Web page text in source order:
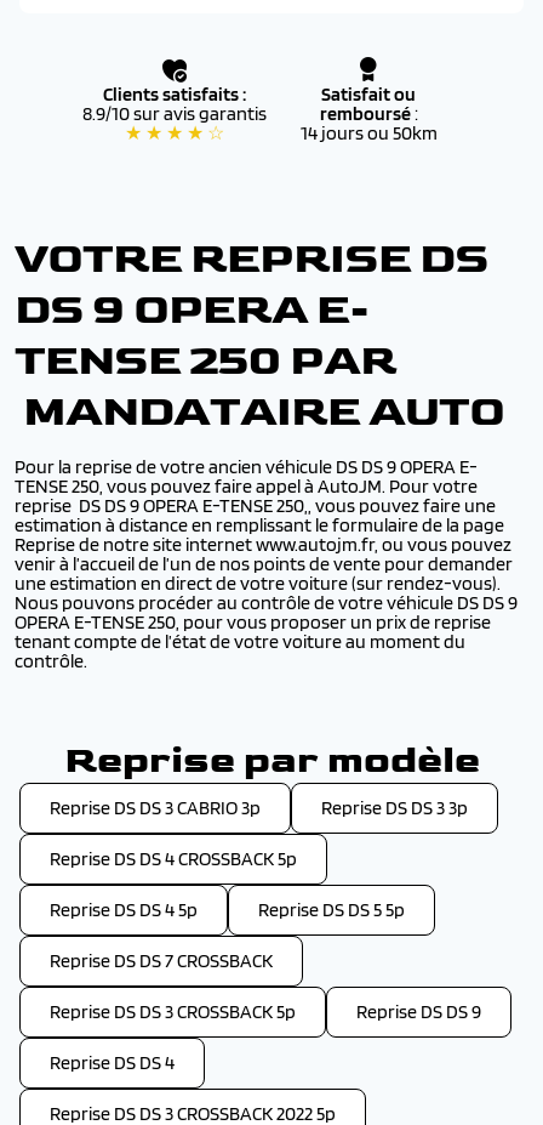
Clients satisfaits :
8.9/10 sur avis garantis
★ ★ ★ ★ ☆
Satisfait ou
remboursé:
14 jours ou 50km
VOTRE REPRISE DS
DS 9 OPERA E-
TENSE 250 PAR
MANDATAIRE AUTO
Pour la reprise de votre ancien véhicule DS DS 9 OPERA E-
TENSE 250, vous pouvez faire appel à AutoJM. Pour votre
reprise DS DS 9 OPERA E-TENSE 250,, vous pouvez faire une
estimation à distance en remplissant le formulaire de la page
Reprise de notre site internet www.autojm.fr, ou vous pouvez
venir à l’accueil de l’un de nos points de vente pour demander
une estimation en direct de votre voiture (sur rendez-vous).
Nous pouvons procéder au contrôle de votre véhicule DS DS 9
OPERA E-TENSE 250, pour vous proposer un prix de reprise
tenant compte de l’état de votre voiture au moment du
contrôle.
Reprise par modèle
Reprise DS DS 3 CABRIO 3p Reprise DS DS 3 3p
Reprise DS DS 4 CROSSBACK 5p
Reprise DS DS 4 5p Reprise DS DS 5 5p
Reprise DS DS 7 CROSSBACK
Reprise DS DS 3 CROSSBACK 5p Reprise DS DS 9
Reprise DS DS 4
Reprise DS DS 3 CROSSBACK 2022 5p